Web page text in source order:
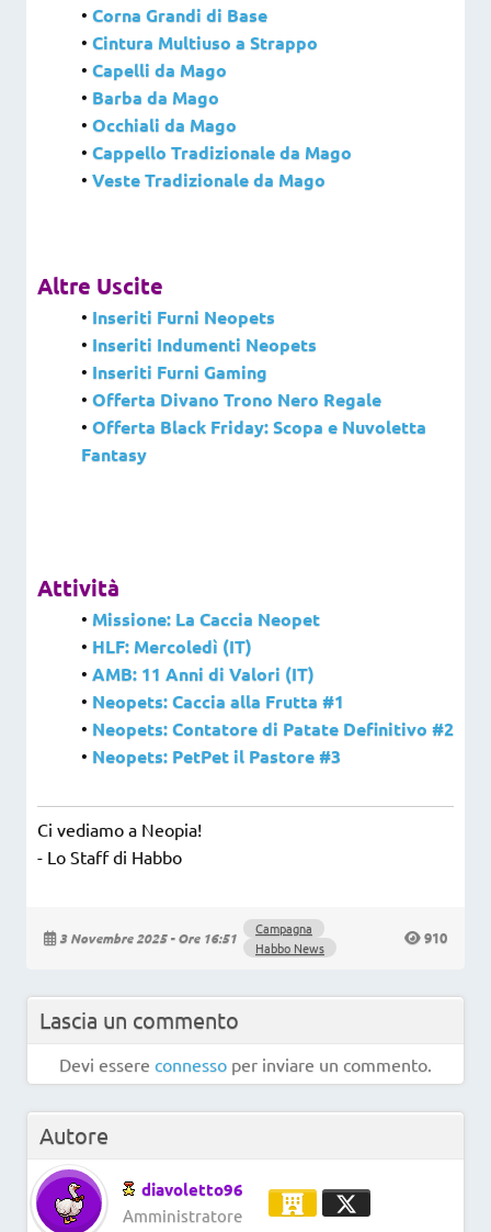
• Corna Grandi di Base
• Cintura Multiuso a Strappo
• Capelli da Mago
• Barba da Mago
• Occhiali da Mago
• Cappello Tradizionale da Mago
• Veste Tradizionale da Mago
Altre Uscite
• Inseriti Furni Neopets
• Inseriti Indumenti Neopets
• Inseriti Furni Gaming
• Offerta Divano Trono Nero Regale
• Offerta Black Friday: Scopa e Nuvoletta
Fantasy
Attività
• Missione: La Caccia Neopet
• HLF: Mercoledì (IT)
• AMB: 11 Anni di Valori (IT)
• Neopets: Caccia alla Frutta #1
• Neopets: Contatore di Patate Definitivo #2
• Neopets: PetPet il Pastore #3
Ci vediamo a Neopia!
- Lo Staff di Habbo
3 Novembre 2025 - Ore 16:51
Campagna
Habbo News
910
Lascia un commento
Devi essere connesso per inviare un commento.
Autore
diavoletto96
Amministratore